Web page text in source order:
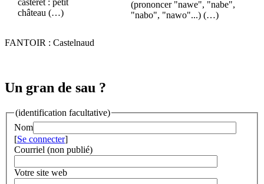
château (…)
(prononcer "nawe", "nabe",
"nabo", "nawo"...) (…)
FANTOIR : Castelnaud
Un gran de sau ?
(identification facultative)
Nom
[Se connecter]
Courriel (non publié)
Votre site web